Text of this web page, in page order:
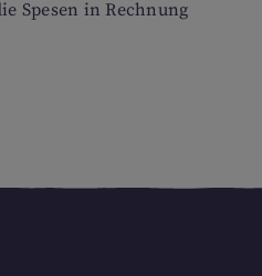
Spesen in Rechnung